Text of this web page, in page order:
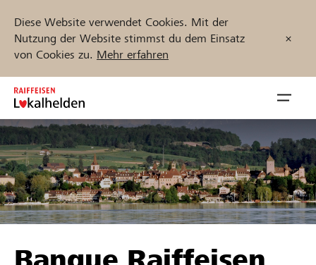
Diese Website verwendet Cookies. Mit der
Nutzung der Website stimmst du dem Einsatz
von Cookies zu. Mehr erfahren
Zum
Inhalt
springen
öffnen
Projekte und Organisationen finden
Jetzt starten